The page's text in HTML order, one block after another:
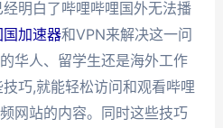
明白了哔哩哔哩国外无法播
国加速器和VPN来解决这一问
华人、留学生还是海外工作
巧,就能轻松访问和观看哔哩
网站的内容。同时这些技巧